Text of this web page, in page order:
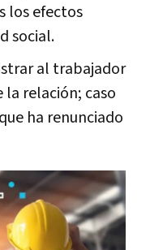
los efectos
social.
al trabajador
la relación; caso
ha renunciado